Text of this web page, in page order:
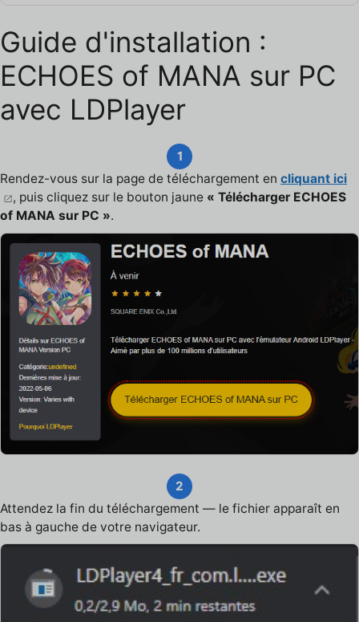
Guide d'installation :
ECHOES of MANA sur PC
avec LDPlayer
1
Rendez-vous sur la page de téléchargement en cliquant ici
, puis cliquez sur le bouton jaune « Télécharger ECHOES
of MANA sur PC ».
2
Attendez la fin du téléchargement — le fichier apparaît en
bas à gauche de votre navigateur.